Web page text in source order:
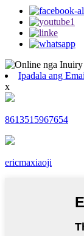
Ipadala ang
x
8613515967654
ericmaxiaoji